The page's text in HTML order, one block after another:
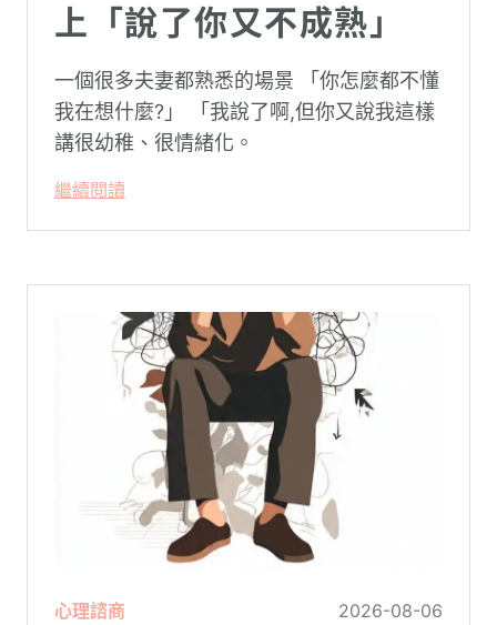
上「說了你又不成熟」
一個很多夫妻都熟悉的場景 「你怎麼都不懂
我在想什麼?」 「我說了啊,但你又說我這樣
講很幼稚、很情緒化。
繼續閱讀
心理諮商 2026-08-06